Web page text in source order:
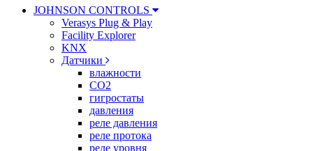
JOHNSON CONTROLS
Verasys Plug & Play
Facility Explorer
KNX
Датчики
влажности
CO2
гигростаты
давления
реле давления
реле протока
реле уровня